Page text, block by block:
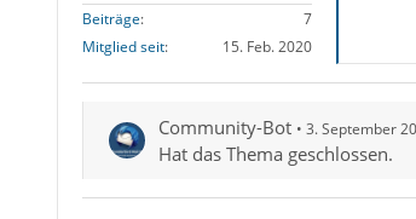
Beiträge
7
Mitglied seit
15. Feb. 2020
Community-Bot 3. September
Hat das Thema geschlossen.